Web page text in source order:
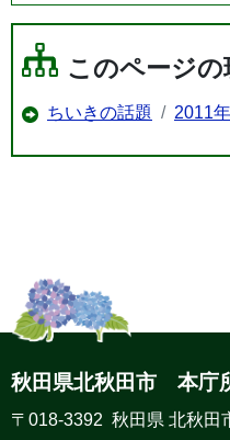
このページの
ちいきの話題 2011年
秋田県北秋田市 本庁
〒018-3392 秋田県 北秋田